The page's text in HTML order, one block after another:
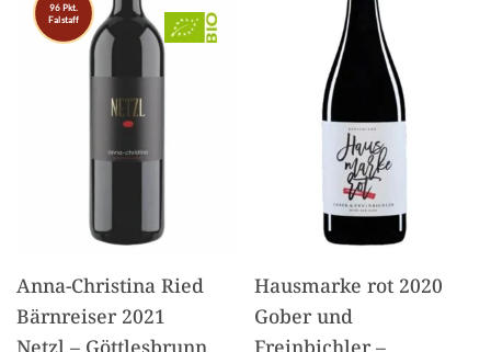
96 Pkt.
Falstaff
Anna-Christina Ried
Bärnreiser 2021
Netzl – Göttlesbrunn
Hausmarke rot 2020
Gober und
Freinbichler –